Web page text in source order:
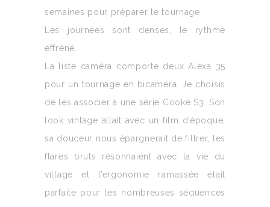
semaines pour préparer le tournage.
Les journées sont denses, le rythme
effréné.
La liste caméra comporte deux Alexa 35
pour un tournage en bicaméra. Je choisis
de les associer à une série Cooke S3. Son
look vintage allait avec un film d’époque,
sa douceur nous épargnerait de filtrer, les
flares bruts résonnaient avec la vie du
village et l’ergonomie ramassée était
parfaite pour les nombreuses séquences